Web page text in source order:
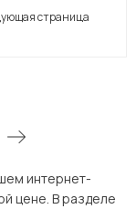
страница
интернет-
В разделе